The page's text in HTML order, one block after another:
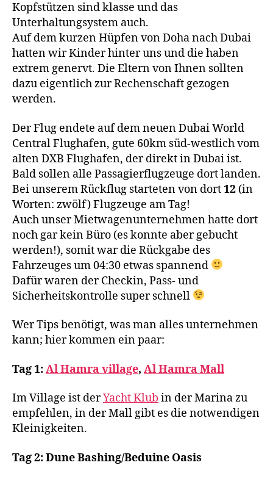
Kopfstützen sind klasse und das
Unterhaltungsystem auch.
Auf dem kurzen Hüpfen von Doha nach Dubai
hatten wir Kinder hinter uns und die haben
extrem genervt. Die Eltern von Ihnen sollten
dazu eigentlich zur Rechenschaft gezogen
werden.
Der Flug endete auf dem neuen Dubai World
Central Flughafen, gute 60km süd-westlich vom
alten DXB Flughafen, der direkt in Dubai ist.
Bald sollen alle Passagierflugzeuge dort landen.
Bei unserem Rückflug starteten von dort12 (in
Worten: zwölf) Flugzeuge am Tag!
Auch unser Mietwagenunternehmen hatte dort
noch gar kein Büro (es konnte aber gebucht
werden!), somit war die Rückgabe des
Fahrzeuges um 04:30 etwas spannend
Dafür waren der Checkin, Pass- und
Sicherheitskontrolle super schnell
Wer Tips benötigt, was man alles unternehmen
kann; hier kommen ein paar:
Tag 1:Al Hamra village, Al Hamra Mall
Im Village ist derYacht Klub in der Marina zu
empfehlen, in der Mall gibt es die notwendigen
Kleinigkeiten.
Tag 2: Dune Bashing/Beduine Oasis